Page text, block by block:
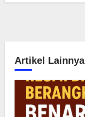
Artikel Lainnya